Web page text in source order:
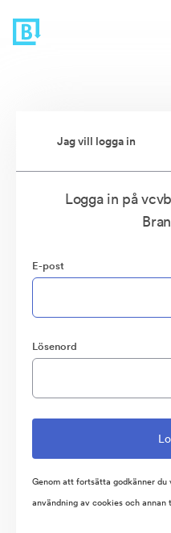
Jag vill logga in
Logga in på
E-post
Lösenord
Genom att fortsätta godkänner du
användning av cookies och annan